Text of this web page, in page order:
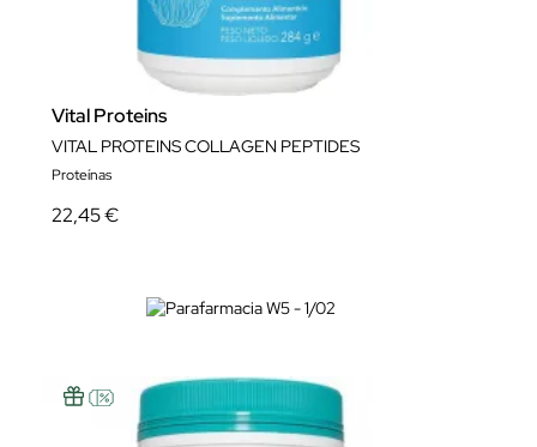
Vital Proteins
VITAL PROTEINS COLLAGEN PEPTIDES
Proteínas
22,45 €